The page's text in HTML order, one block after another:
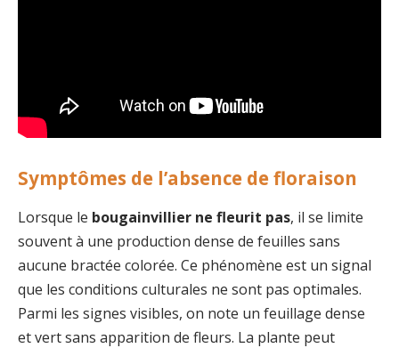
Symptômes de l’absence de floraison
Lorsque le bougainvillier ne fleurit pas, il se limite
souvent à une production dense de feuilles sans
aucune bractée colorée. Ce phénomène est un signal
que les conditions culturales ne sont pas optimales.
Parmi les signes visibles, on note un feuillage dense
et vert sans apparition de fleurs. La plante peut